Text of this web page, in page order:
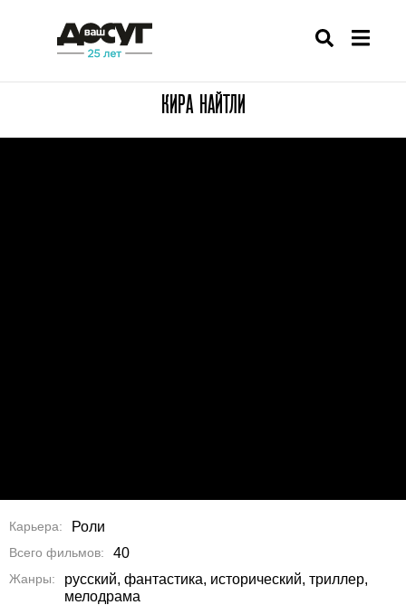
КИРА НАЙТЛИ
Карьера Роли
Всего фильмов 40
Жанры
русский, фантастика, исторический, триллер,
мелодрама